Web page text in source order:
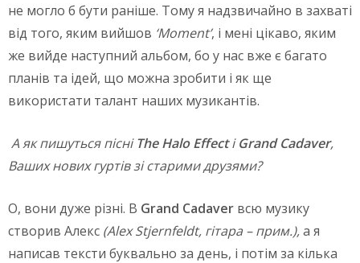
не могло б бути раніше. Тому я надзвичайно в захваті
від того, яким вийшов ‘Moment’, і мені цікаво, яким
же вийде наступний альбом, бо у нас вже є багато
планів та ідей, що можна зробити і як ще
використати талант наших музикантів.
А як пишуться пісніThe Halo EffectіGrand Cadaver,
Ваших нових гуртів зі старими друзями?
О, вони дуже різні. В Grand Cadaver всю музику
створив Алекс (Alex Stjernfeldt, гітара – прим.),а я
написав тексти буквально за день, і потім за кілька